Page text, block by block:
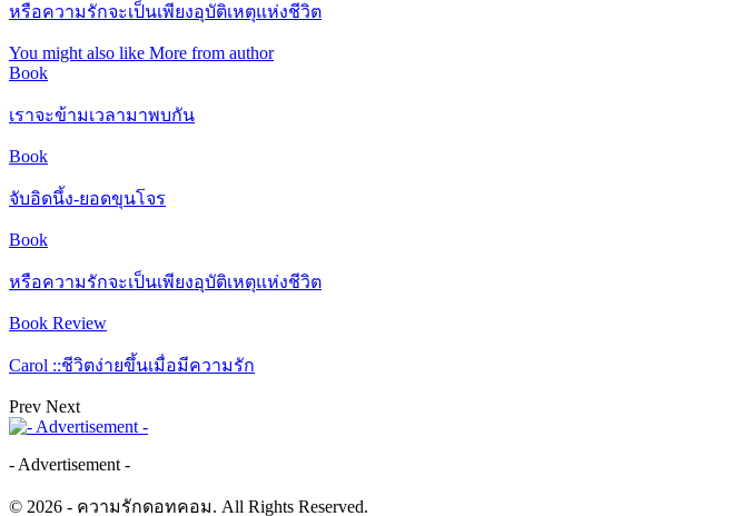
หรือความรักจะเป็นเพียงอุบัติเหตุแห่งชีวิต
You might also like More from author
Book
เราจะข้ามเวลามาพบกัน
Book
จับอิดนึ้ง-ยอดขุนโจร
Book
หรือความรักจะเป็นเพียงอุบัติเหตุแห่งชีวิต
Book Review
Carol ::ชีวิตง่ายขึ้นเมื่อมีความรัก
Prev Next
- Advertisement -
© 2026 - ความรักดอทคอม. All Rights Reserved.